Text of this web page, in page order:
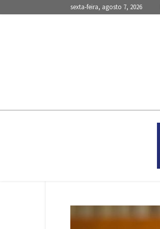
sexta-feira, agosto 7, 2026